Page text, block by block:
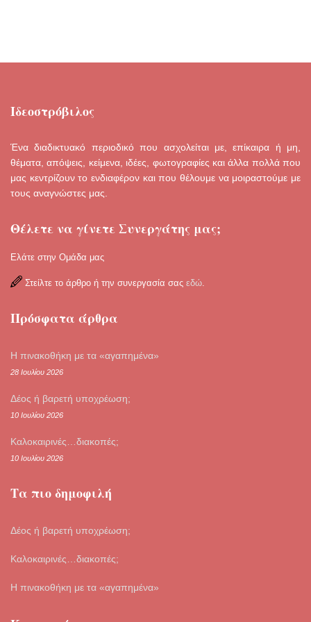
Ιδεοστρόβιλος
Ένα διαδικτυακό περιοδικό που ασχολείται με, επίκαιρα ή μη,
θέματα, απόψεις, κείμενα, ιδέες, φωτογραφίες και άλλα πολλά που
μας κεντρίζουν το ενδιαφέρον και που θέλουμε να μοιραστούμε με
τους αναγνώστες μας.
Θέλετε να γίνετε Συνεργάτης μας;
Ελάτε στην Ομάδα μας
Στείλτε το άρθρο ή την συνεργασία σας εδώ.
Πρόσφατα άρθρα
Η πινακοθήκη με τα «αγαπημένα»
28 Ιουλίου 2026
Δέος ή βαρετή υποχρέωση;
10 Ιουλίου 2026
Καλοκαιρινές…διακοπές;
10 Ιουλίου 2026
Τα πιο δημοφιλή
Δέος ή βαρετή υποχρέωση;
Καλοκαιρινές…διακοπές;
Η πινακοθήκη με τα «αγαπημένα»